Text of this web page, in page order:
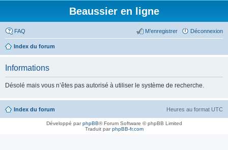
Beaussier en ligne
FAQ Déconnexion
M’enregistrer
Index du forum
Informations
Désolé mais vous n’êtes pas autorisé à utiliser le système de recherche.
Index du forum Heures au format UTC
Développé parphpBB® Forum Software © phpBB Limited
Traduit parphpBB-fr.com